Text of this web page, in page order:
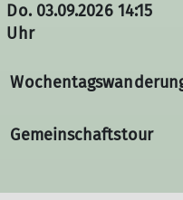
Do. 03.09.2026 14:15
Uhr
Gemeinschaftstour